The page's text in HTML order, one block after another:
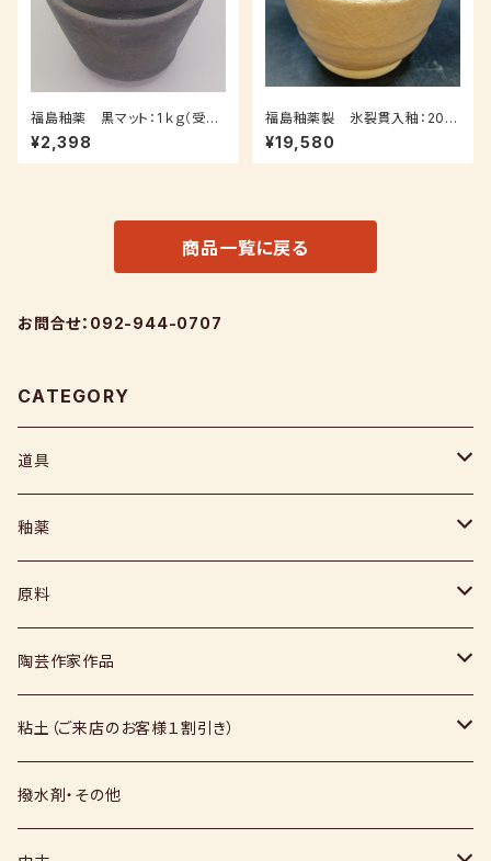
福島釉薬 黒マット：1ｋｇ（受注
後0～3週間）
¥2,398
福島釉薬製 氷裂貫入釉：20ｋ
ｇ（受注後7～３０日後発送）
¥19,580
商品一覧に戻る
お問合せ：092-944-0707
CATEGORY
道具
ヘラ
コテ
スポンジ
絵具
上絵具
下絵具
その他
釉薬
粉末
液体
福島釉薬
原料
媒溶剤・調整剤等
長石
硅石
陶芸作家作品
上野焼
薪窯（高鶴淳一先生）
堀田窯
小石原焼
鶴見窯
粘土（ご来店のお客様１割引き）
信楽白土
撥水剤・その他